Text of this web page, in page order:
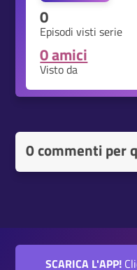
0
Episodi visti serie
0 amici
Visto da
0 commenti per
SCARICA L'APP!